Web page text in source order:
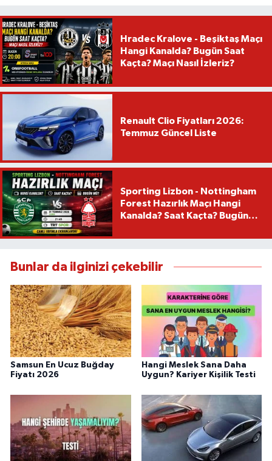
Hradec Kralove - Beşiktaş Maçı
Hangi Kanalda? Bugün Saat
Kaçta? Maçı Nasıl İzleriz?
Renault Clio Fiyatları 2026:
Temmuz Güncel Liste
Sporting Lizbon - Nottingham
Forest Hazırlık Maçı Hangi
Kanalda? Saat Kaçta? Bugün
Bunlar da ilginizi çekebilir
Samsun En Ucuz Buğday
Fiyatı 2026
Hangi Meslek Sana Daha
Uygun? Kariyer Kişilik Testi